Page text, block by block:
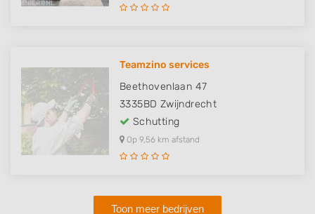
Teamzino services
Beethovenlaan 47
3335BD Zwijndrecht
Schutting
Op 9,56 km afstand
Toon meer bedrijven